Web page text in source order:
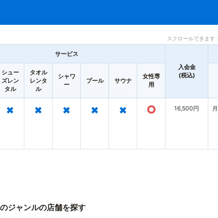
スクロールできます
サービス
入会金
(税込)
シュー
ズレン
タル
タオル
レンタ
ル
シャワ
ー
プール サウナ
女性専
用
× × × × × ○ 16,500円
ジャンルの店舗を探す